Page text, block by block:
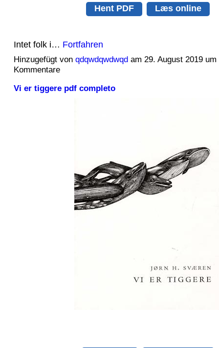
Hent PDF Læs online
Intet folk i… Fortfahren
Hinzugefügt von qdqwdqwdwqd am 29. August 2019
Kommentare
Vi er tiggere pdf completo